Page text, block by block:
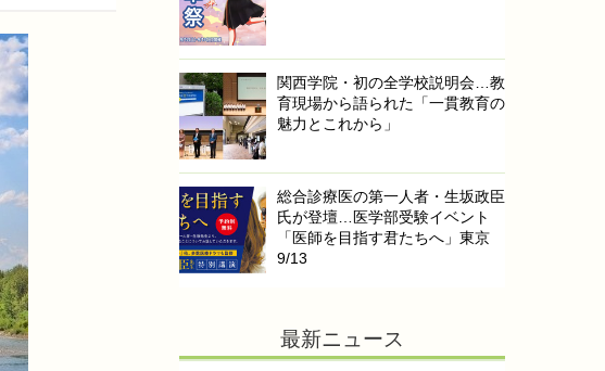
関西学院・初の全学校説明会…教
育現場から語られた「一貫教育の
魅力とこれから」
総合診療医の第一人者・生坂政臣
氏が登壇…医学部受験イベント
「医師を目指す君たちへ」東京
9/13
最新ニュース